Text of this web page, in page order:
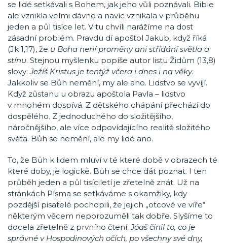
se lidé setkávali s Bohem, jak jeho vůli poznávali. Bible
ale vznikla velmi dávno a navíc vznikala v průběhu
jeden a půl tisíce let. V tu chvíli narážíme na dost
zásadní problém. Pravdu dí apoštol Jakub, když říká
(Jk 1,17), že u Boha není proměny ani střídání světla a
stínu. Stejnou myšlenku popíše autor listu Židům (13,8)
slovy:Ježíš Kristus je tentýž včera i dnes i na věky.
Jakkoliv se Bůh nemění, my ale ano. Lidstvo se vyvíjí.
Když zůstanu u obrazu apoštola Pavla – lidstvo
v mnohém dospívá. Z dětského chápání přechází do
dospělého. Z jednoduchého do složitějšího,
náročnějšího, ale více odpovídajícího realitě složitého
světa. Bůh se nemění, ale my lidé ano.
To, že Bůh k lidem mluví v té které době v obrazech té
které doby, je logické. Bůh se chce dát poznat. I ten
průběh jeden a půl tisíciletí je zřetelně znát. Už na
stránkách Písma se setkáváme s okamžiky, kdy
pozdější pisatelé pochopili, že jejich „otcové ve víře“
některým věcem neporozuměli tak dobře. Slyšíme to
docela zřetelně z prvního čtení.Jóaš činil to, co je
správné v Hospodinových očích, po všechny své dny,